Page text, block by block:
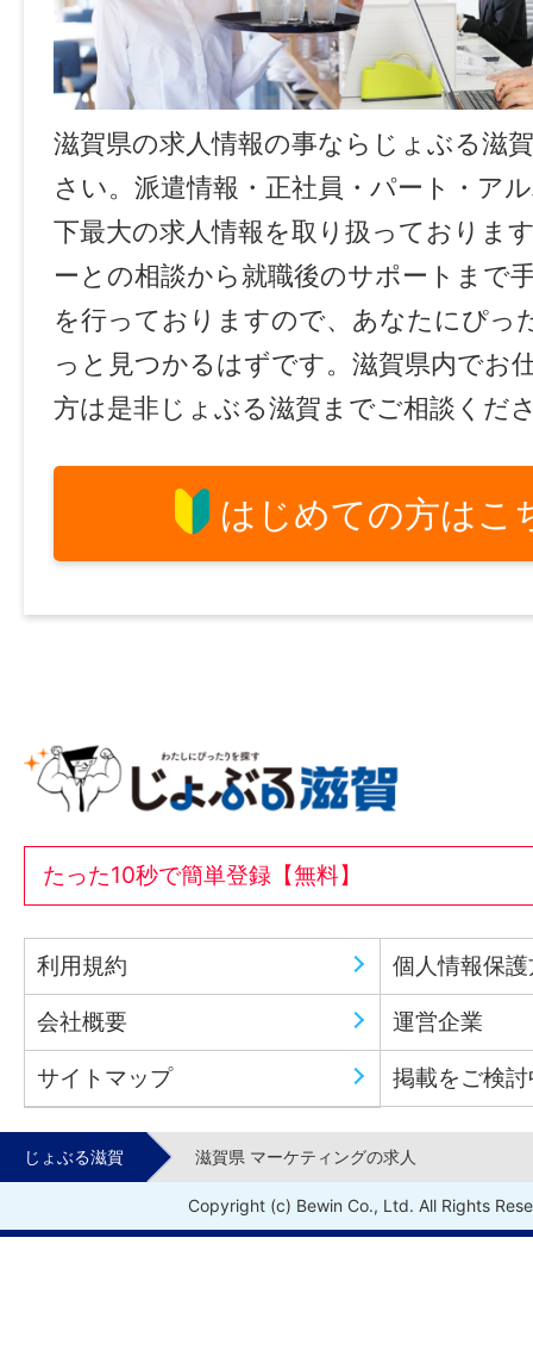
滋賀県の求人情報の事ならじょぶる滋
さい。派遣情報・正社員・パート・ア
下最大の求人情報を取り扱っておりま
ーとの相談から就職後のサポートまで
を行っておりますので、あなたにぴっ
っと見つかるはずです。滋賀県内でお
方は是非じょぶる滋賀までご相談くだ
はじめての方はこ
たった10秒で簡単登録【無料】
利用規約 個人情報保
会社概要 運営企業
サイトマップ 掲載をご検
じょぶる滋賀 滋賀県 マーケティングの求人
Copyright (c) Bewin Co., Ltd. All Rights